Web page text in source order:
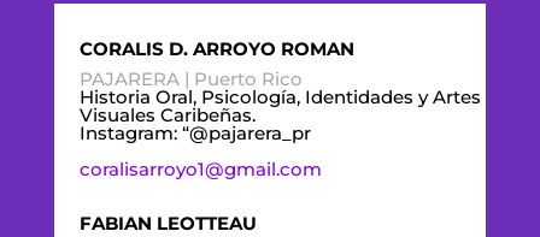
CORALIS D. ARROYO ROMAN
PAJARERA | Puerto Rico
Historia Oral, Psicología, Identidades y Artes
Visuales Caribeñas.
Instagram: “@pajarera_pr
coralisarroyo1@gmail.com
FABIAN LEOTTEAU